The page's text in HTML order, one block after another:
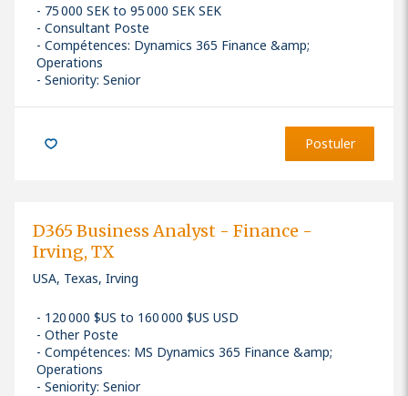
75 000 SEK to 95 000 SEK SEK
Consultant Poste
Compétences: Dynamics 365 Finance &amp;
Operations
Seniority: Senior
Postuler
D365 Business Analyst - Finance -
Irving, TX
USA, Texas, Irving
120 000 $US to 160 000 $US USD
Other Poste
Compétences: MS Dynamics 365 Finance &amp;
Operations
Seniority: Senior